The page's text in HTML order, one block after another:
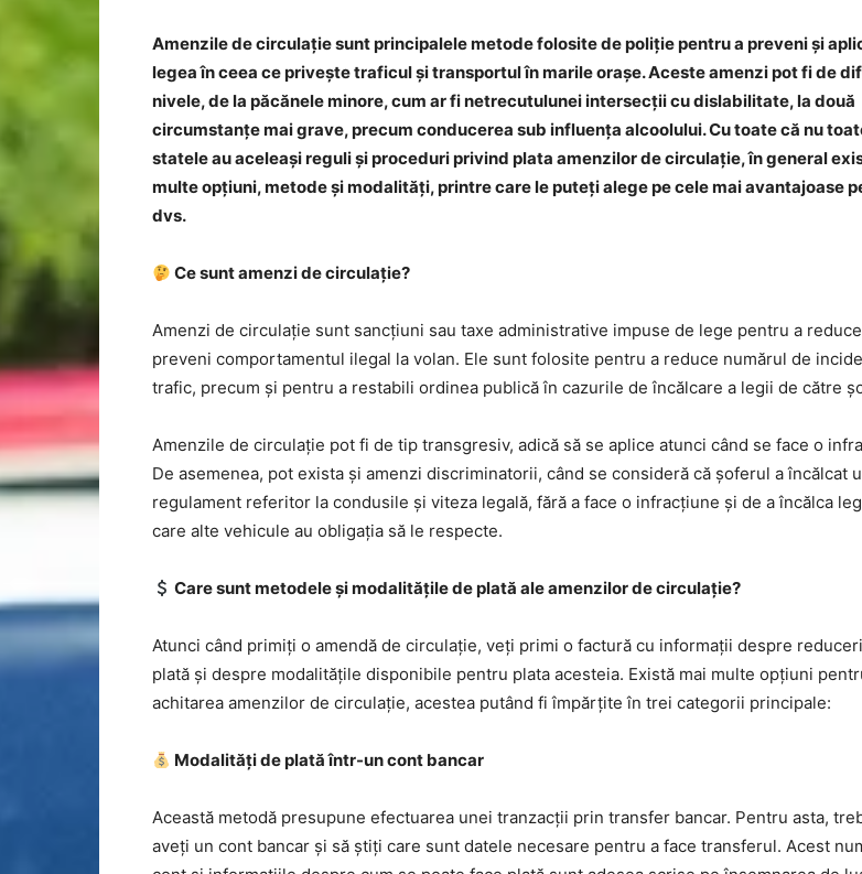
Amenzile de circulație sunt principalele metode folosite de poliție pentru a preveni și
legea în ceea ce privește traficul și transportul în marile orașe. Aceste amenzi pot fi de
nivele, de la păcănele minore, cum ar fi netrecutulunei intersecții cu dislabilitate, la două
circumstanțe mai grave, precum conducerea sub influența alcoolului. Cu toate că nu
statele au aceleași reguli și proceduri privind plata amenzilor de circulație, în general
multe opțiuni, metode și modalități, printre care le puteți alege pe cele mai avantajoase
dvs.
Ce sunt amenzi de circulație?
Amenzi de circulație sunt sancțiuni sau taxe administrative impuse de lege pentru a
preveni comportamentul ilegal la volan. Ele sunt folosite pentru a reduce numărul de
trafic, precum și pentru a restabili ordinea publică în cazurile de încălcare a legii de către
Amenzile de circulație pot fi de tip transgresiv, adică să se aplice atunci când se face o
De asemenea, pot exista și amenzi discriminatorii, când se consideră că șoferul a încălcat
regulament referitor la condusile și viteza legală, fără a face o infracțiune și de a încălca
care alte vehicule au obligația să le respecte.
Care sunt metodele și modalitățile de plată ale amenzilor de circulație?
Atunci când primiți o amendă de circulație, veți primi o factură cu informații despre
plată și despre modalitățile disponibile pentru plata acesteia. Există mai multe opțiuni
achitarea amenzilor de circulație, acestea putând fi împărțite în trei categorii principale:
Modalități de plată într-un cont bancar
Această metodă presupune efectuarea unei tranzacții prin transfer bancar. Pentru asta,
aveți un cont bancar și să știți care sunt datele necesare pentru a face transferul. Acest